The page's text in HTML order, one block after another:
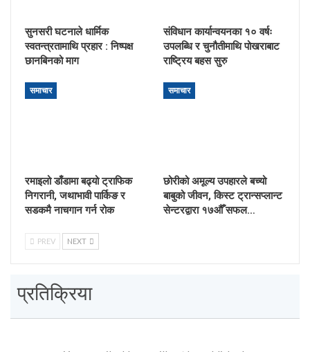
सुनसरी घटनाले धार्मिक
स्वतन्त्रतामाथि प्रहार : निष्पक्ष
छानबिनको माग
संविधान कार्यान्वयनका १० वर्षः
उपलब्धि र चुनौतीमाथि पोखराबाट
राष्ट्रिय बहस सुरु
समाचार
रमाइलो डाँडामा बढ्यो ट्राफिक
निगरानी, जथाभावी पार्किङ र
सडकमै नाचगान गर्न रोक
समाचार
छोरीको अमूल्य उपहारले बच्यो
बाबुको जीवन, किस्ट ट्रान्सप्लान्ट
सेन्टरद्वारा १७औँ सफल…
PREV NEXT
प्रतिक्रिया